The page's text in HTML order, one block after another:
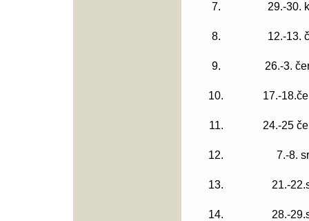
7. 29.-30.
8. 12.-13.
9. 26.-3.
10. 17.-
11. 24.-25
12. 7.-8.
13. 21.-
14. 28.-